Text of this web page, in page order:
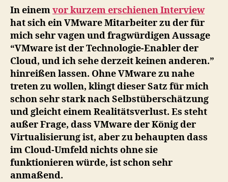
NICHT
der
Technologie-
Enabler
der
Cloud
In einemvor kurzem erschienen Interview
hat sich ein VMware Mitarbeiter zu der für
mich sehr vagen und fragwürdigen Aussage
“VMware ist der Technologie-Enabler der
Cloud, und ich sehe derzeit keinen anderen.”
hinreißen lassen. Ohne VMware zu nahe
treten zu wollen, klingt dieser Satz für mich
schon sehr stark nach Selbstüberschätzung
und gleicht einem Realitätsverlust. Es steht
außer Frage, dass VMware der König der
Virtualisierung ist, aber zu behaupten dass
im Cloud-Umfeld nichts ohne sie
funktionieren würde, ist schon sehr
anmaßend.